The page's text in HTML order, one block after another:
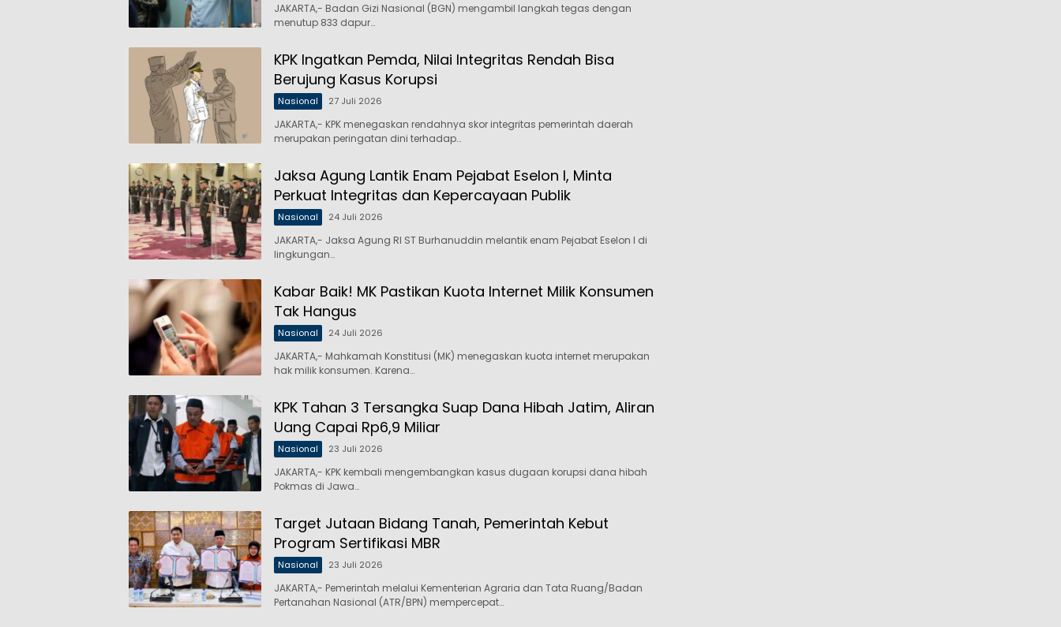
JAKARTA,- Badan Gizi Nasional (BGN) mengambil langkah tegas dengan
menutup 833 dapur…
KPK Ingatkan Pemda, Nilai Integritas Rendah Bisa
Berujung Kasus Korupsi
Nasional 27 Juli 2026
JAKARTA,- KPK menegaskan rendahnya skor integritas pemerintah daerah
merupakan peringatan dini terhadap…
Jaksa Agung Lantik Enam Pejabat Eselon I, Minta
Perkuat Integritas dan Kepercayaan Publik
Nasional 24 Juli 2026
JAKARTA,- Jaksa Agung RI ST Burhanuddin melantik enam Pejabat Eselon I di
lingkungan…
Kabar Baik! MK Pastikan Kuota Internet Milik Konsumen
Tak Hangus
Nasional 24 Juli 2026
JAKARTA,- Mahkamah Konstitusi (MK) menegaskan kuota internet merupakan
hak milik konsumen. Karena…
KPK Tahan 3 Tersangka Suap Dana Hibah Jatim, Aliran
Uang Capai Rp6,9 Miliar
Nasional 23 Juli 2026
JAKARTA,- KPK kembali mengembangkan kasus dugaan korupsi dana hibah
Pokmas di Jawa…
Target Jutaan Bidang Tanah, Pemerintah Kebut
Program Sertifikasi MBR
Nasional 23 Juli 2026
JAKARTA,- Pemerintah melalui Kementerian Agraria dan Tata Ruang/Badan
Pertanahan Nasional (ATR/BPN) mempercepat…